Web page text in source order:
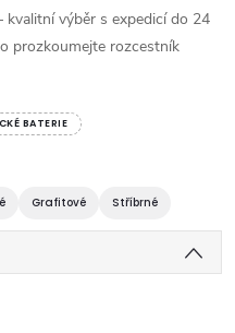
výběr s expedicí do 24
prozkoumejte rozcestník
BATERIE
Grafitové Stříbrné